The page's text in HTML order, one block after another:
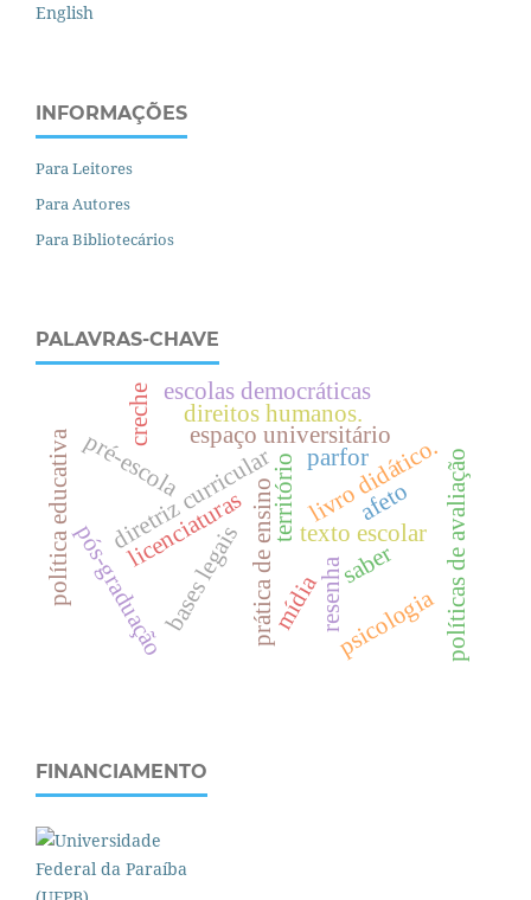
English
INFORMAÇÕES
Para Leitores
Para Autores
Para Bibliotecários
PALAVRAS-CHAVE
resenha
território
diretriz curricular
prática de ensino texto escolar políticas de avaliação
espaço universitário
pós-graduação saber
política educativa mídia
livro didático.
direitos humanos.
escolas democráticas
licenciaturas
parfor
pré-escola
creche
bases legais psicologia
afeto
FINANCIAMENTO